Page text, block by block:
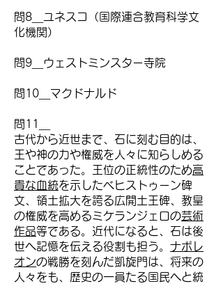
問8＿ユネスコ（国際連合教育科学文
化機関）
問9＿ウェストミンスター寺院
問10＿マクドナルド
問11＿
古代から近世まで、石に刻む目的は、
王や神の力や権威を人々に知らしめる
ことであった。王位の正統性のため高
貴な血統を示したベヒストゥーン碑
文、領土拡大を誇る広開土王碑、教皇
の権威を高めるミケランジェロの芸術
作品等である。近代になると、石は後
世へ記憶を伝える役割も担う。 ナポレ
オンの戦勝を刻んだ凱旋門は、将来の
人々をも、歴史の一員たる国民へと統